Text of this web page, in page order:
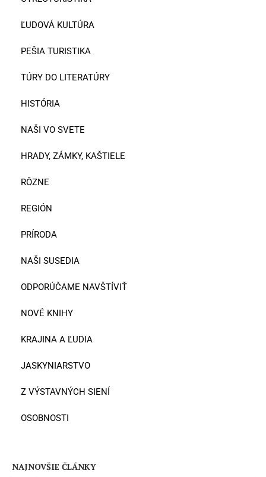
ĽUDOVÁ KULTÚRA
PEŠIA TURISTIKA
TÚRY DO LITERATÚRY
HISTÓRIA
NAŠI VO SVETE
HRADY, ZÁMKY, KAŠTIELE
RÔZNE
REGIÓN
PRÍRODA
NAŠI SUSEDIA
ODPORÚČAME NAVŠTÍVIŤ
NOVÉ KNIHY
KRAJINA A ĽUDIA
JASKYNIARSTVO
Z VÝSTAVNÝCH SIENÍ
OSOBNOSTI
NAJNOVŠIE ČLÁNKY